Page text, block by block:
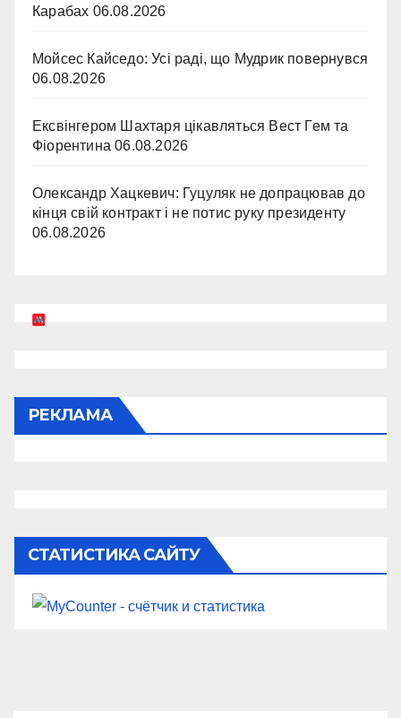
Карабах 06.08.2026
Мойсес Кайседо: Усі раді, що Мудрик повернувся
06.08.2026
Ексвінгером Шахтаря цікавляться Вест Гем та
Фіорентина 06.08.2026
Олександр Хацкевич: Гуцуляк не допрацював до
кінця свій контракт і не потис руку президенту
06.08.2026
РЕКЛАМА
СТАТИСТИКА САЙТУ